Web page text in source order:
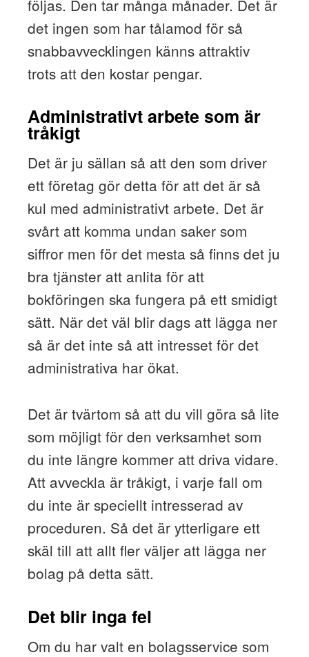
följas. Den tar många månader. Det är
det ingen som har tålamod för så
snabbavvecklingen känns attraktiv
trots att den kostar pengar.
Administrativt arbete som är
tråkigt
Det är ju sällan så att den som driver
ett företag gör detta för att det är så
kul med administrativt arbete. Det är
svårt att komma undan saker som
siffror men för det mesta så finns det ju
bra tjänster att anlita för att
bokföringen ska fungera på ett smidigt
sätt. När det väl blir dags att lägga ner
så är det inte så att intresset för det
administrativa har ökat.
Det är tvärtom så att du vill göra så lite
som möjligt för den verksamhet som
du inte längre kommer att driva vidare.
Att avveckla är tråkigt, i varje fall om
du inte är speciellt intresserad av
proceduren. Så det är ytterligare ett
skäl till att allt fler väljer att lägga ner
bolag på detta sätt.
Det blir inga fel
Om du har valt en bolagsservice som